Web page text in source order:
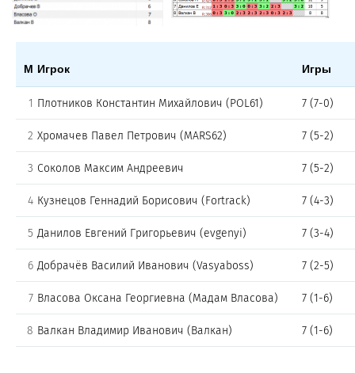
М Игрок Игры
1 Плотников Константин Михайлович (POL61)
7 (7-0)
2 Хромачев Павел Петрович (MARS62)
7 (5-2)
3 Соколов Максим Андреевич
7 (5-2)
4 Кузнецов Геннадий Борисович (Fortrack)
7 (4-3)
5 Данилов Евгений Григорьевич (evgenyi)
7 (3-4)
6 Добрачёв Василий Иванович (Vasyaboss)
7 (2-5)
7 Власова Оксана Георгиевна (Мадам Власова)
7 (1-6)
8 Валкан Владимир Иванович (Валкан) 7 (1-6)